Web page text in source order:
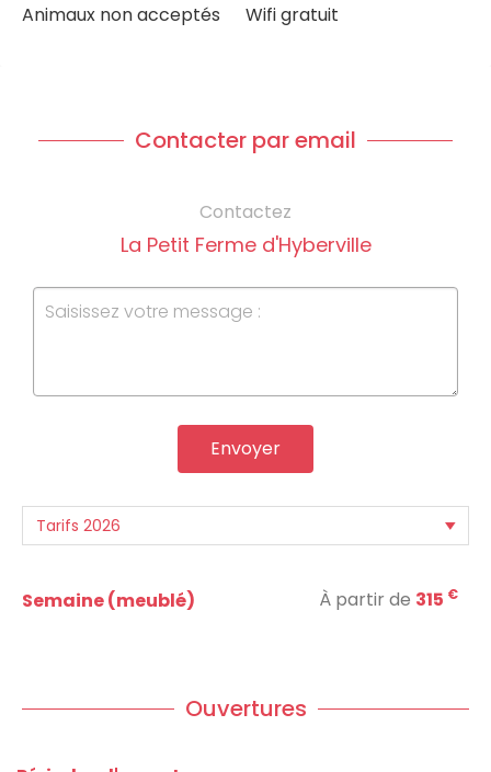
Animaux non acceptés
Wifi gratuit
Contacter par email
Contactez
La Petit Ferme d'Hyberville
Envoyer
Semaine (meublé) À partir de 315 €
Ouvertures